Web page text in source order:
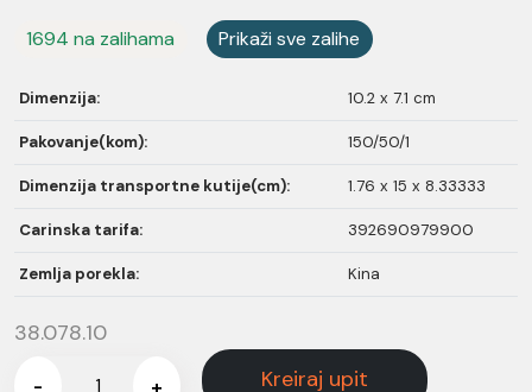
1694 na zalihama Prikaži sve zalihe
Dimenzija: 10.2 x 7.1 cm
Pakovanje(kom): 150/50/1
Dimenzija transportne kutije(cm): 1.76 x 15 x 8.33333
Carinska tarifa: 392690979900
Zemlja porekla: Kina
38.078.10
- + Kreiraj upit